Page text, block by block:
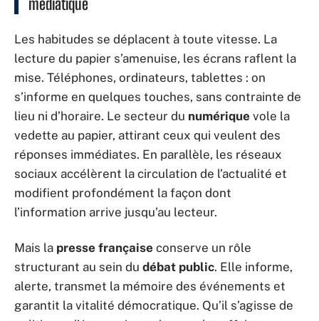
Les habitudes se déplacent à toute vitesse. La
lecture du papier s’amenuise, les écrans raflent la
mise. Téléphones, ordinateurs, tablettes : on
s’informe en quelques touches, sans contrainte de
lieu ni d’horaire. Le secteur du numérique vole la
vedette au papier, attirant ceux qui veulent des
réponses immédiates. En parallèle, les réseaux
sociaux accélèrent la circulation de l’actualité et
modifient profondément la façon dont
l’information arrive jusqu’au lecteur.
Mais la presse française conserve un rôle
structurant au sein du débat public. Elle informe,
alerte, transmet la mémoire des événements et
garantit la vitalité démocratique. Qu’il s’agisse de